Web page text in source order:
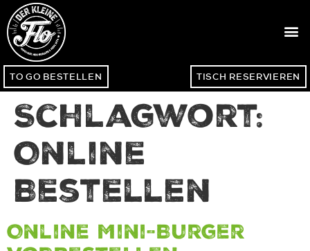
TO GO BESTELLEN TISCH RESERVIEREN
Schlagwort:
Online
Bestellen
Online Mini-Burger